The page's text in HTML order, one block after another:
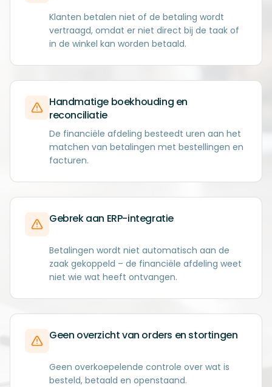
Klanten betalen niet of de betaling wordt
vertraagd, omdat er niet direct bij de taak of
in de winkel kan worden betaald.
Handmatige boekhouding en
reconciliatie
De financiële afdeling besteedt uren aan het
matchen van betalingen met bestellingen en
facturen.
Gebrek aan ERP-integratie
Betalingen wordt niet automatisch aan de
zaak gekoppeld – de financiële afdeling weet
niet wie wat heeft ontvangen.
Geen overzicht van orders en stortingen
Geen overkoepelende controle over wat is
besteld, betaald en openstaand.